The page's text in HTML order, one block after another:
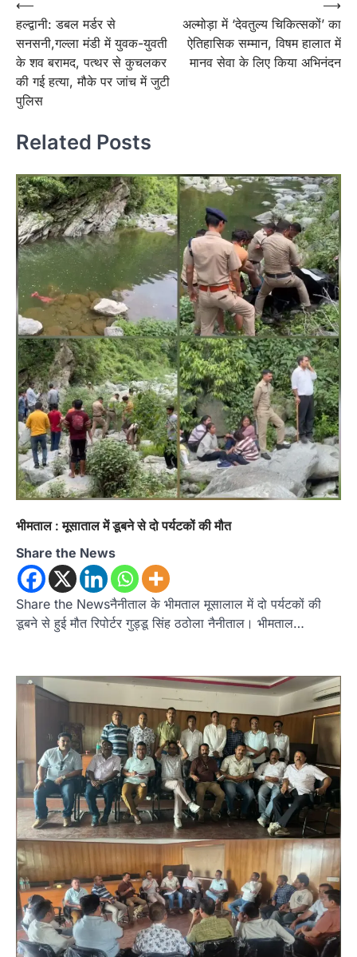
Post
navigation
⟵
हल्द्वानी: डबल मर्डर से
सनसनी,गल्ला मंडी में युवक-युवती
के शव बरामद, पत्थर से कुचलकर
की गई हत्या, मौके पर जांच में जुटी
पुलिस
अल्मोड़ा में ‘देवतुल्य चिकित्सकों’ का
ऐतिहासिक सम्मान, विषम हालात में
मानव सेवा के लिए किया अभिनंदन
⟶
Related Posts
भीमताल : मूसाताल में डूबने से दो पर्यटकों की मौत
Share the News
Share the Newsनैनीताल के भीमताल मूसालाल में दो पर्यटकों की
डूबने से हुई मौत रिपोर्टर गुड्डू सिंह ठठोला नैनीताल। भीमताल…